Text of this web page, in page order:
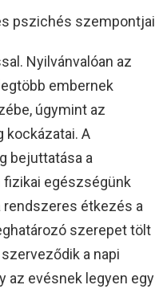
pszichés szempontjai
Nyilvánvalóan az
embernek
úgymint az
kockázatai. A
bejuttatása a
egészségünk
rendszeres étkezés a
szerepet tölt
a napi
az evésnek legyen egy